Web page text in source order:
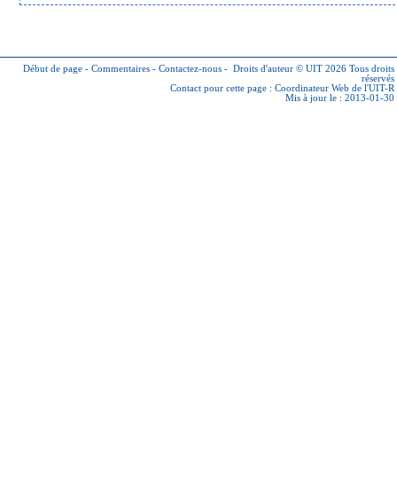
Début de page - Commentaires - Contactez-nous - Droits d'auteur © UIT 2026 Tous droits
réservés
Contact pour cette page : Coordinateur Web de l'UIT-R
Mis à jour le : 2013-01-30